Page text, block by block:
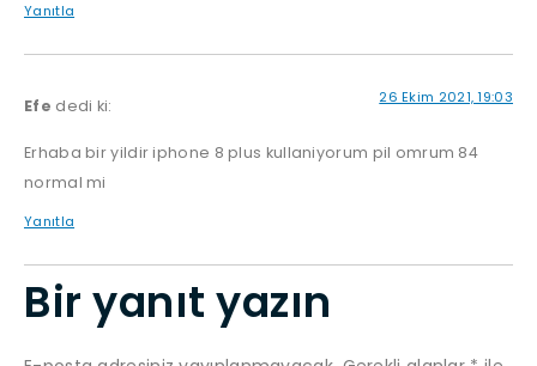
Yanıtla
Efe dedi ki: 26 Ekim 2021, 19:03
Erhaba bir yildir iphone 8 plus kullaniyorum pil omrum 84
normal mi
Yanıtla
Bir yanıt yazın